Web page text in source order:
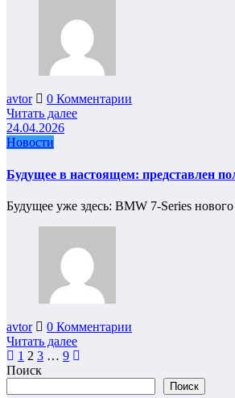
avtor
0 Комментарии
Читать далее
24.04.2026
Новости
Будущее в настоящем: представлен
Будущее уже здесь: BMW 7-Series
avtor
0 Комментарии
Читать далее
Пагинация
записей
1 2 3 … 9
Поиск
Поиск